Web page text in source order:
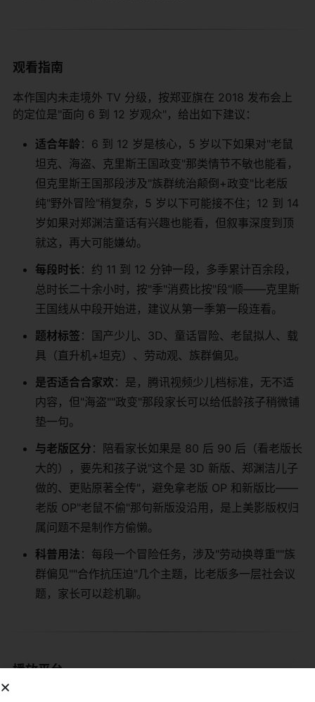
观看指南
本作国内未走境外 TV 分级，按郑亚旗在 2018 发布会上
的定位是"面向 6 到 12 岁观众"，给出如下建议：
适合年龄：6 到 12 岁是核心，5 岁以下如果对"老鼠
坦克、海盗、克里斯王国政变"那类情节不敏也能看，
但克里斯王国那段涉及"族群统治颠倒+政变"比老版
纯"野外冒险"稍复杂，5 岁以下可能接不住；12 到 14
岁如果对郑渊洁童话有兴趣也能看，但叙事深度到顶
就这，再大可能嫌幼。
每段时长 ：约 11 到 12 分钟一段，多季累计百余段，
总时长二十余小时，按"季"消费比按"段"顺——克里斯
王国线从中段开始进，建议从第一季第一段连看。
题材标签 ：国产少儿、3D、童话冒险、老鼠拟人、载
具（直升机+坦克）、劳动观、族群偏见。
是否适合合家欢 ：是，腾讯视频少儿档标准，无不适
内容，但"海盗""政变"那段家长可以给低龄孩子稍微铺
垫一句。
与老版区分 ：陪看家长如果是 80 后 90 后（看老版长
大的），要先和孩子说"这个是 3D 新版、郑渊洁儿子
做的、更贴原著全传"，避免拿老版 OP 和新版比——
老版 OP"老鼠不偷"那句新版没沿用，是上美影版权归
属问题不是制作方偷懒。
科普用法 ：每段一个冒险任务，涉及"劳动换尊重""族
群偏见""合作抗压迫"几个主题，比老版多一层社会议
题，家长可以趁机聊。
播放平台